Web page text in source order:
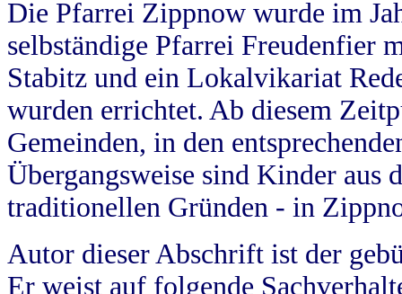
Die Pfarrei Zippnow wurde im
selbständige Pfarrei Freudenfier
Stabitz und ein Lokalvikariat
wurden errichtet. Ab diesem
Gemeinden, in den
Übergangsweise sind Kinder aus
traditionellen Gründen - in
Autor dieser Abschrift ist der
Er weist auf folgende